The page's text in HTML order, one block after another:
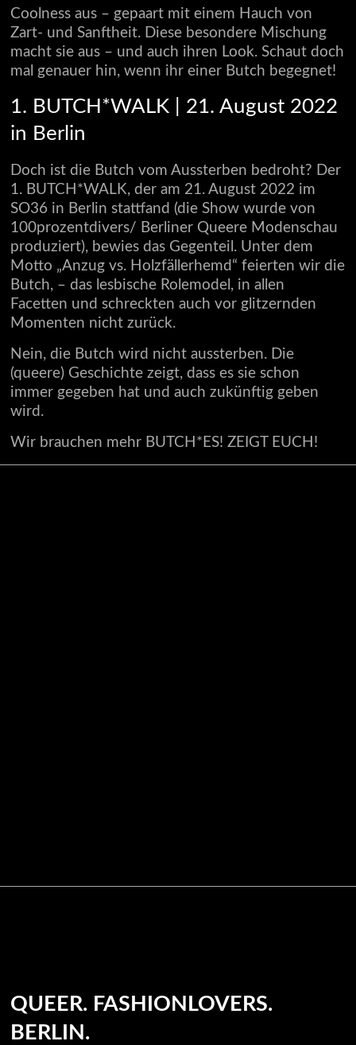
Coolness aus – gepaart mit einem Hauch von
Zart- und Sanftheit. Diese besondere Mischung
macht sie aus – und auch ihren Look. Schaut doch
mal genauer hin, wenn ihr einer Butch begegnet!
1. BUTCH*WALK | 21. August 2022
in Berlin
Doch ist die Butch vom Aussterben bedroht? Der
1. BUTCH*WALK, der am 21. August 2022 im
SO36 in Berlin stattfand (die Show wurde von
100prozentdivers/ Berliner Queere Modenschau
produziert), bewies das Gegenteil. Unter dem
Motto „Anzug vs. Holzfällerhemd“ feierten wir die
Butch, – das lesbische Rolemodel, in allen
Facetten und schreckten auch vor glitzernden
Momenten nicht zurück.
Nein, die Butch wird nicht aussterben. Die
(queere) Geschichte zeigt, dass es sie schon
immer gegeben hat und auch zukünftig geben
wird.
Wir brauchen mehr BUTCH*ES! ZEIGT EUCH!
QUEER. FASHIONLOVERS.
BERLIN.